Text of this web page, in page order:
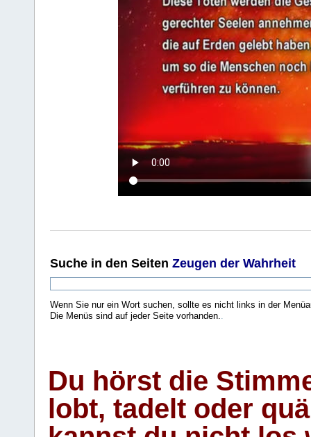
Suche in den Seiten Zeugen der Wahrheit
Wenn Sie nur ein Wort suchen, sollte es nicht links in der
Die Menüs sind auf jeder Seite vorhanden..
Du hörst die
lobt, tadelt oder